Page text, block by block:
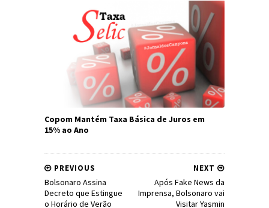
Copom Mantém Taxa Básica de Juros em
15% ao Ano
NEXT
Após Fake News da
Imprensa, Bolsonaro vai
Visitar Yasmin
PREVIOUS
Bolsonaro Assina
Decreto que Estingue
o Horário de Verão